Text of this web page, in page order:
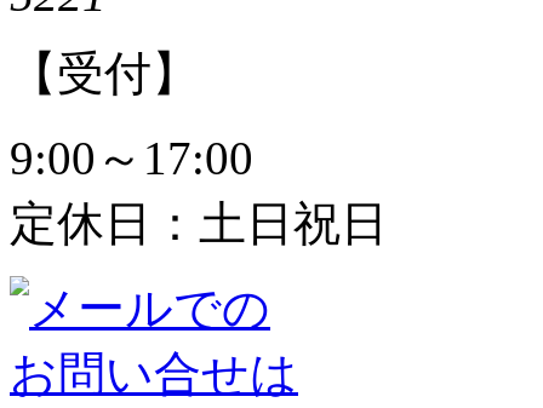
【受付】
9:00～17:00
定休日：土日祝日